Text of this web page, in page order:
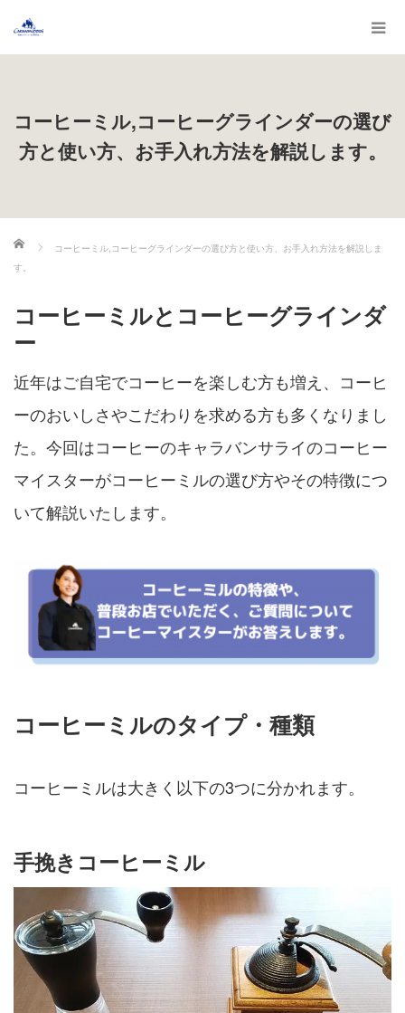
コーヒーミル,コーヒーグラインダーの選び
方と使い方、お手入れ方法を解説します。
ホーム
コーヒーミル,コーヒーグラインダーの選び方と使い方、お手入れ方法を解説しま
す。
コーヒーミルとコーヒーグラインダ
ー
近年はご自宅でコーヒーを楽しむ方も増え、コーヒ
ーのおいしさやこだわりを求める方も多くなりまし
た。今回はコーヒーのキャラバンサライのコーヒー
マイスターがコーヒーミルの選び方やその特徴につ
いて解説いたします。
コーヒーミルのタイプ・種類
コーヒーミルは大きく以下の3つに分かれます。
手挽きコーヒーミル